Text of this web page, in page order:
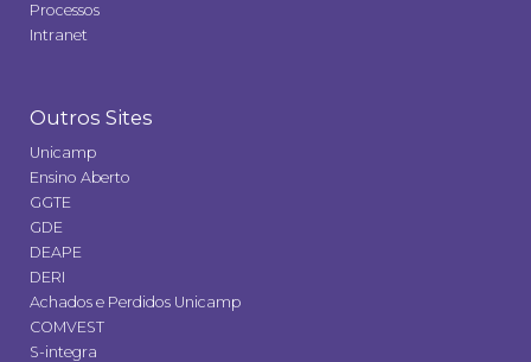
Processos
Intranet
Outros Sites
Unicamp
Ensino Aberto
GGTE
GDE
DEAPE
DERI
Achados e Perdidos Unicamp
COMVEST
S-integra